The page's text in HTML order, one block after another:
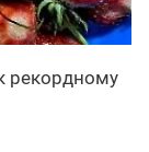
рекордному